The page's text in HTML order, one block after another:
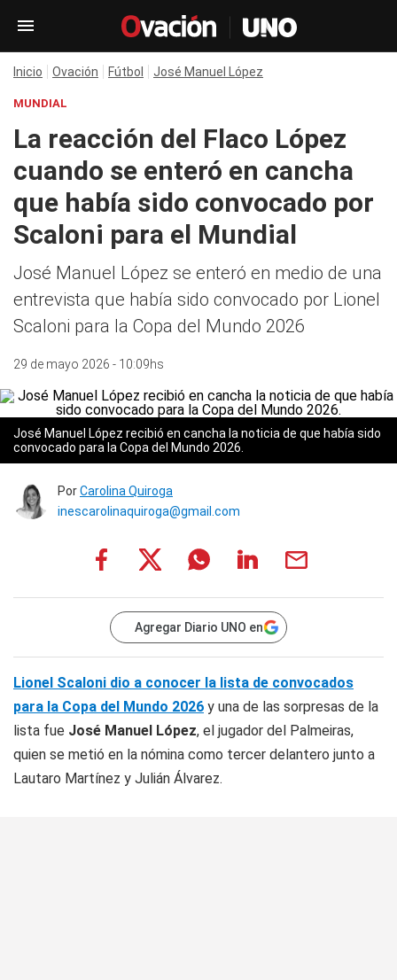
Inicio Ovación Fútbol José Manuel López
MUNDIAL
La reacción del Flaco López
cuando se enteró en cancha
que había sido convocado por
Scaloni para el Mundial
José Manuel López se enteró en medio de una
entrevista que había sido convocado por Lionel
Scaloni para la Copa del Mundo 2026
29 de mayo 2026 - 10:09hs
José Manuel López recibió en cancha la noticia de que había sido
convocado para la Copa del Mundo 2026.
PorCarolina Quiroga
inescarolinaquiroga@gmail.com
Agregar Diario UNO en
Lionel Scaloni dio a conocer la lista de convocados
para la Copa del Mundo 2026 y una de las sorpresas de la
lista fue José Manuel López, el jugador del Palmeiras,
quien se metió en la nómina como tercer delantero junto a
Lautaro Martínez y Julián Álvarez.